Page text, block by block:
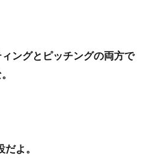
ングとピッチングの両方で
よ。